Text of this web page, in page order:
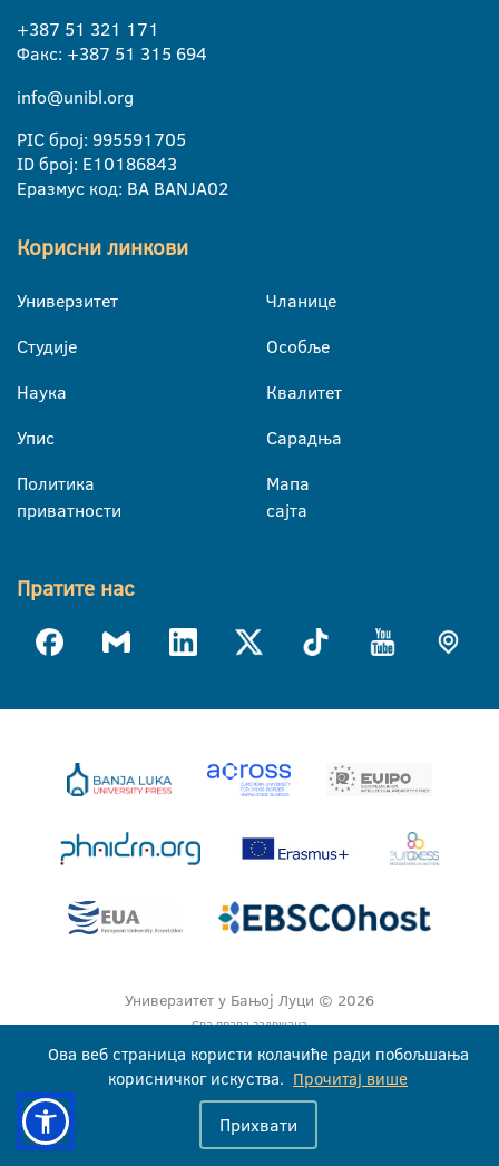
+387 51 321 171
Факс: +387 51 315 694
info@unibl.org
PIC број: 995591705
ID број: E10186843
Еразмус код: BA BANJA02
Корисни линкови
Универзитет
Студије
Наука
Упис
Политика
приватности
Чланице
Особље
Квалитет
Сарадња
Мапа
сајта
Пратите нас
Универзитет у Бањој Луци © 2026
Сва права задржана
Ова веб страница користи колачиће ради побољшања
корисничког искуства. Прочитај више
Прихвати